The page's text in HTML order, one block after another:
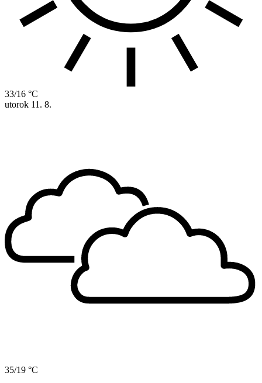
33/16 °C
utorok 11. 8.
35/19 °C